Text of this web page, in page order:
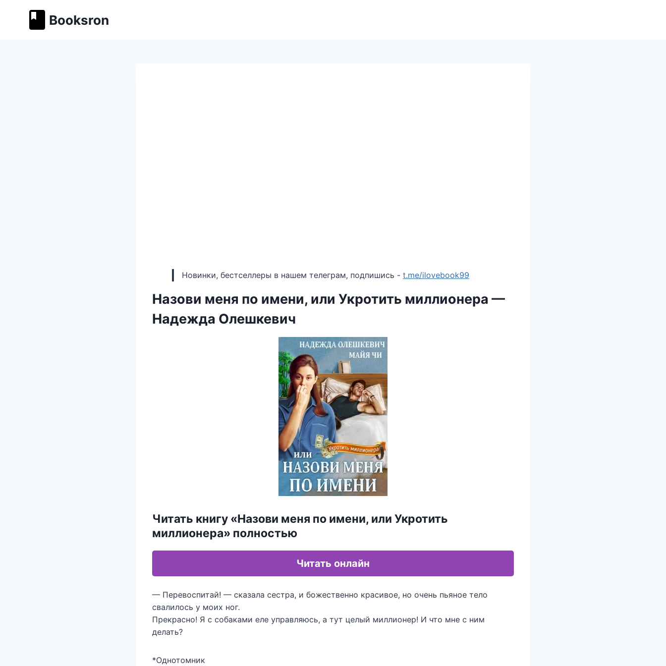
содержимому
Booksron
Новинки, бестселлеры в нашем телеграм, подпишись - t.me/ilovebook99
Назови меня по имени, или Укротить миллионера —
Надежда Олешкевич
Читать книгу «Назови меня по имени, или Укротить
миллионера» полностью
Читать онлайн
— Перевоспитай! — сказала сестра, и божественно красивое, но очень пьяное тело
свалилось у моих ног.
Прекрасно! Я с собаками еле управляюсь, а тут целый миллионер! И что мне с ним
делать?
*Однотомник